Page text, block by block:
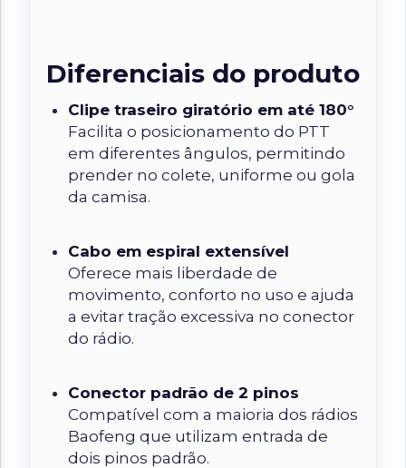
Diferenciais do produto
Clipe traseiro giratório em até 180°
Facilita o posicionamento do PTT
em diferentes ângulos, permitindo
prender no colete, uniforme ou gola
da camisa.
Cabo em espiral extensível
Oferece mais liberdade de
movimento, conforto no uso e ajuda
a evitar tração excessiva no conector
do rádio.
Conector padrão de 2 pinos
Compatível com a maioria dos rádios
Baofeng que utilizam entrada de
dois pinos padrão.